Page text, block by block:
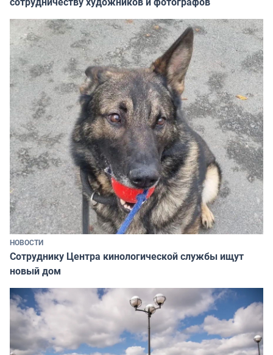
НОВОСТИ
Сотруднику Центра кинологической службы ищут
новый дом